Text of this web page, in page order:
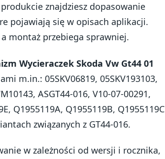
znajdziesz dopasowanie
pojawiają się w opisach aplikacji.
montaż przebiega sprawniej.
Wycieraczek Skoda Vw Gt44 01
m.in.: 05SKV06819, 05SKV193103,
ASGT44-016, V10-07-00291,
Q1955119A, Q1955119B, Q1955119C
związanych z GT44-016.
w zależności od wersji i rocznika,